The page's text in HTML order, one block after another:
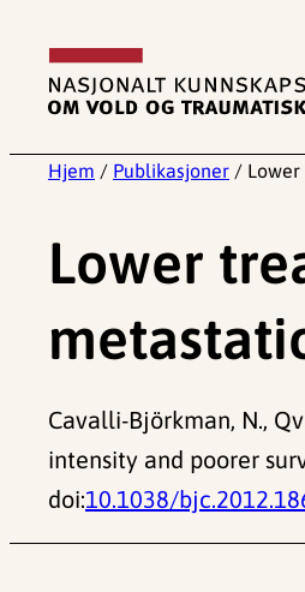
innhold
Hjem / Publikasjoner /
Lower
Cavalli-Björkman, N.,
intensity and poorer
doi:10.1038/